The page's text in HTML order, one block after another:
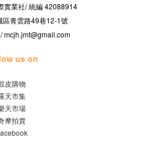
實業社/統編 42088914
區青雲路49巷12-1號
mcjh.jmt@gmail.com
us on
皮購物
天市集
天市場
摩拍賣